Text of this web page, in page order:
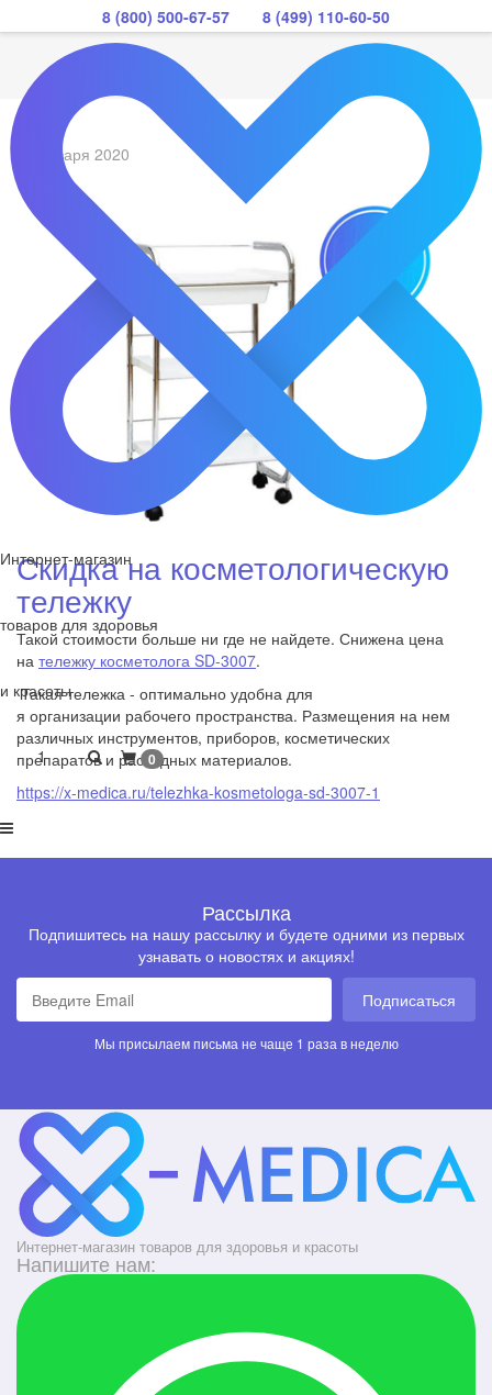
8 (800) 500-67-57 8 (499) 110-60-50
Интернет-магазин
товаров для здоровья
и красоты
1 0
29 января 2020
Скидка на косметологическую
тележку
Такой стоимости больше ни где не найдете. Снижена цена
на тележку косметолога SD-3007.
Такая тележка - оптимально удобна для
я организации рабочего пространства. Размещения на нем
различных инструментов, приборов, косметических
препаратов и расходных материалов.
https://x-medica.ru/telezhka-kosmetologa-sd-3007-1
Рассылка
Подпишитесь на нашу рассылку и будете одними из первых
узнавать о новостях и акциях!
Подписаться
Мы присылаем письма не чаще 1 раза в неделю
Интернет-магазин товаров для здоровья и красоты
Напишите нам: